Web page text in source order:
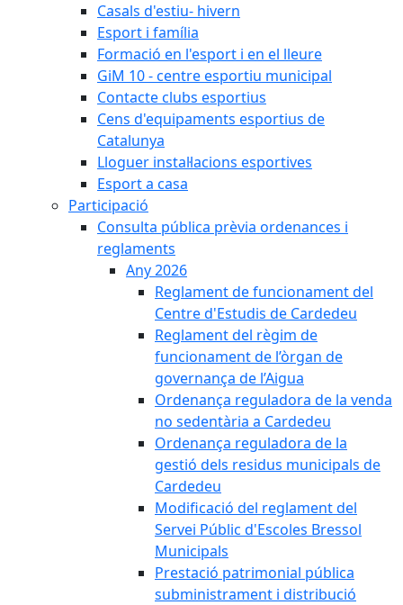
Casals d'estiu- hivern
Esport i família
Formació en l'esport i en el lleure
GiM 10 - centre esportiu municipal
Contacte clubs esportius
Cens d'equipaments esportius de
Catalunya
Lloguer instal·lacions esportives
Esport a casa
Participació
Consulta pública prèvia ordenances i
reglaments
Any 2026
Reglament de funcionament del
Centre d'Estudis de Cardedeu
Reglament del règim de
funcionament de l’òrgan de
governança de l’Aigua
Ordenança reguladora de la venda
no sedentària a Cardedeu
Ordenança reguladora de la
gestió dels residus municipals de
Cardedeu
Modificació del reglament del
Servei Públic d'Escoles Bressol
Municipals
Prestació patrimonial pública
subministrament i distribució